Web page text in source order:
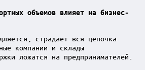
объемов влияет на бизнес-
страдает вся цепочка
компании и склады
ложатся на предпринимателей.